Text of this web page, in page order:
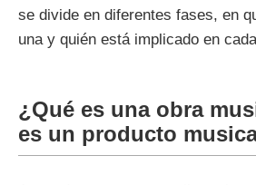
se divide en diferentes fases, en
una y quién está implicado en
¿Qué es una obra
es un producto